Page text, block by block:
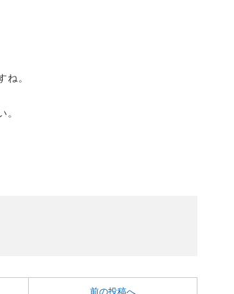
ね。
。
前の投稿へ